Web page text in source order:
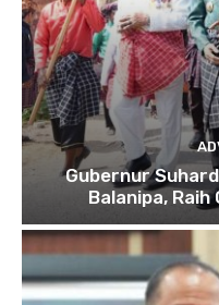
Gubernur
Balanipa, Raih